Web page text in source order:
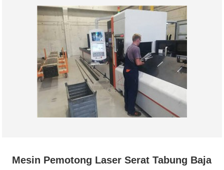
Mesin Pemotong Laser Serat Tabung Baja